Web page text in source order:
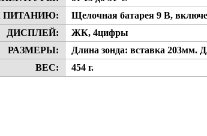
ПИТАНИЮ:
Щелочная батарея 9 В,
ДИСПЛЕЙ:
ЖК, 4цифры
РАЗМЕРЫ:
Длина зонда: вставка 203мм.
ВЕС:
454 г.